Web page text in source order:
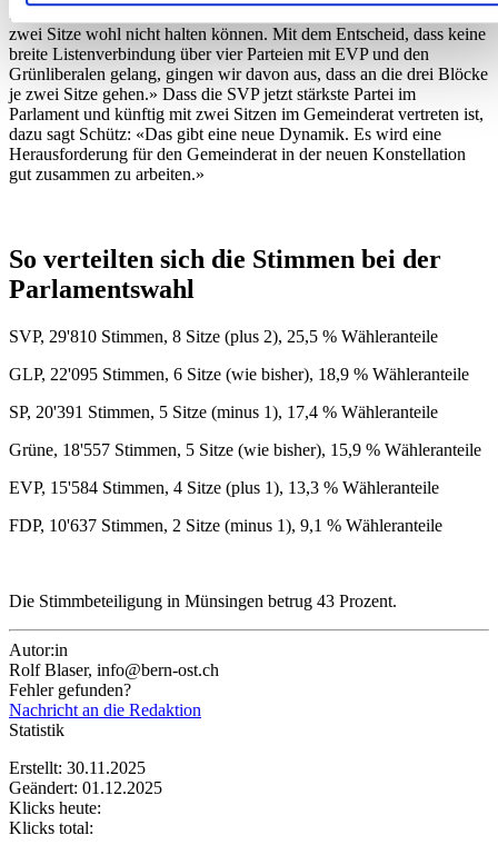
Abschnitt Einzelheitenfest.
Wir verwenden Cookies, um Inhalte und Anzeigen zu
personalisieren, Funktionen für soziale Medien anbieten zu
können und die Zugriffe auf unsere Website zu analysieren.
Außerdem geben wir Informationen zu Ihrer Verwendung
unserer Website an unsere Partner für soziale Medien,
die Sie ihnen bereitgestellt haben oder die sie im Rahmen
Ihrer Nutzung der Dienste gesammelt haben.
SP-Präsident Martin Schütz sagt: «Uns war klar, dass wir unsere
zwei Sitze wohl nicht halten können. Mit dem Entscheid, dass keine
breite Listenverbindung über vier Parteien mit EVP und den
Grünliberalen gelang, gingen wir davon aus, dass an die drei Blöcke
je zwei Sitze gehen.» Dass die SVP jetzt stärkste Partei im
Parlament und künftig mit zwei Sitzen im Gemeinderat vertreten ist,
dazu sagt Schütz: «Das gibt eine neue Dynamik. Es wird eine
Herausforderung für den Gemeinderat in der neuen Konstellation
gut zusammen zu arbeiten.»
So verteilten sich die Stimmen bei der
Parlamentswahl
SVP, 29'810 Stimmen, 8 Sitze (plus 2), 25,5 % Wähleranteile
GLP, 22'095 Stimmen, 6 Sitze (wie bisher), 18,9 % Wähleranteile
SP, 20'391 Stimmen, 5 Sitze (minus 1), 17,4 % Wähleranteile
Grüne, 18'557 Stimmen, 5 Sitze (wie bisher), 15,9 % Wähleranteile
EVP, 15'584 Stimmen, 4 Sitze (plus 1), 13,3 % Wähleranteile
FDP, 10'637 Stimmen, 2 Sitze (minus 1), 9,1 % Wähleranteile
Die Stimmbeteiligung in Münsingen betrug 43 Prozent.
Autor:in
Rolf Blaser, info@bern-ost.ch
Fehler gefunden?
Nachricht an die Redaktion
Statistik
Erstellt: 30.11.2025
Geändert: 01.12.2025
Klicks heute:
Klicks total: